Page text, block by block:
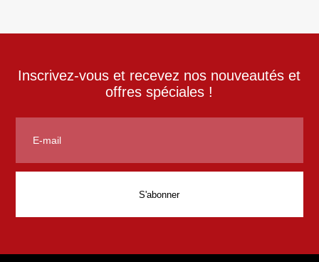
Inscrivez-vous et recevez nos nouveautés et
offres spéciales !